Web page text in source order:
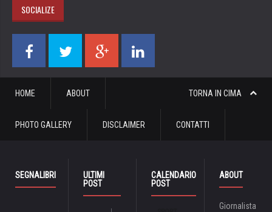
SOCIALIZE
TORNA IN CIMA
HOME ABOUT
PHOTO GALLERY DISCLAIMER CONTATTI
SEGNALIBRI
ULTIMI
POST
CALENDARIO
POST
ABOUT
Giornalista